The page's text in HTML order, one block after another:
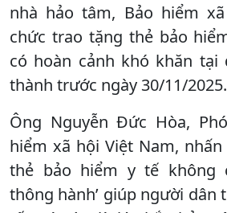
nhà hảo tâm, Bảo hiểm
chức trao tặng thẻ bảo
có hoàn cảnh khó khăn tại
thành trước ngày 30/11/2025.
Ông Nguyễn Đức Hòa,
hiểm xã hội Việt Nam,
thẻ bảo hiểm y tế không
thông hành’ giúp người dân